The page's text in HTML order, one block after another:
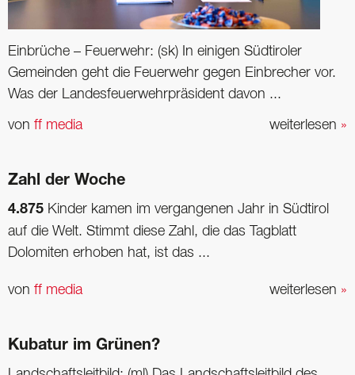
Einbrüche – Feuerwehr: (sk) In einigen Südtiroler
Gemeinden geht die Feuerwehr gegen Einbrecher vor.
Was der Landesfeuerwehrpräsident davon ...
weiterlesen »
von ff media
Zahl der Woche
4.875 Kinder kamen im vergangenen Jahr in Südtirol
auf die Welt. Stimmt diese Zahl, die das Tagblatt
Dolomiten erhoben hat, ist das ...
weiterlesen »
von ff media
Kubatur im Grünen?